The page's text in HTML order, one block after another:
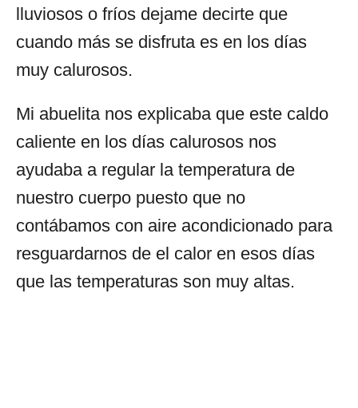
lluviosos o fríos dejame decirte que
cuando más se disfruta es en los días
muy calurosos.
Mi abuelita nos explicaba que este caldo
caliente en los días calurosos nos
ayudaba a regular la temperatura de
nuestro cuerpo puesto que no
contábamos con aire acondicionado para
resguardarnos de el calor en esos días
que las temperaturas son muy altas.